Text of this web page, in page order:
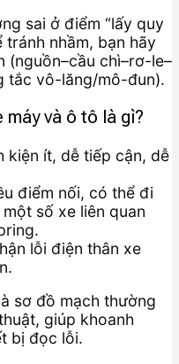
sai ở điểm “lấy quy
nhầm, bạn hãy
(nguồn–cầu chì–rơ-le–
tắc vô-lăng/mô-đun).
và ô tô là gì?
kiện ít, dễ tiếp cận, dễ
điểm nối, có thể đi
số xe liên quan
lỗi điện thân xe
sơ đồ mạch thường
giúp khoanh
bị đọc lỗi.